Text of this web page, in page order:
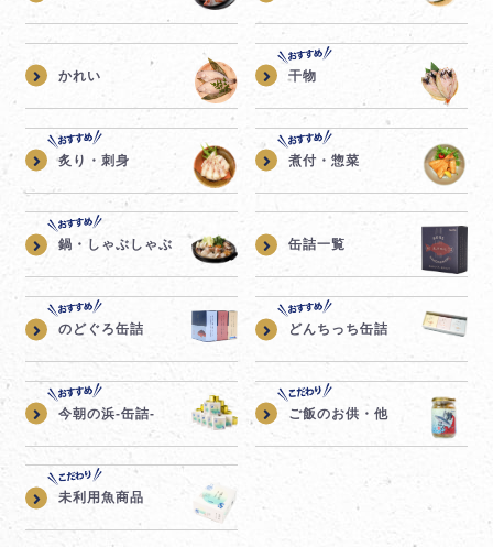
かれい 干物
炙り・刺身 煮付・惣菜
鍋・しゃぶしゃぶ 缶詰一覧
のどぐろ缶詰 どんちっち缶詰
今朝の浜-缶詰- ご飯のお供・他
未利用魚商品